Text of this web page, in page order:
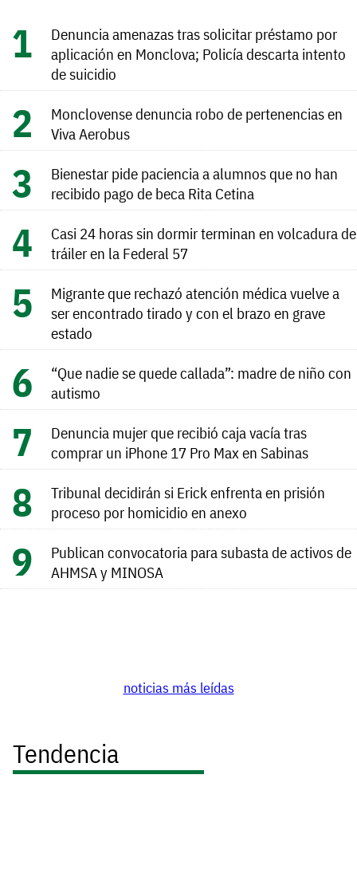
Denuncia amenazas tras solicitar préstamo por
aplicación en Monclova; Policía descarta intento
de suicidio
Monclovense denuncia robo de pertenencias en
Viva Aerobus
Bienestar pide paciencia a alumnos que no han
recibido pago de beca Rita Cetina
Casi 24 horas sin dormir terminan en volcadura de
tráiler en la Federal 57
Migrante que rechazó atención médica vuelve a
ser encontrado tirado y con el brazo en grave
estado
“Que nadie se quede callada”: madre de niño con
autismo
Denuncia mujer que recibió caja vacía tras
comprar un iPhone 17 Pro Max en Sabinas
Tribunal decidirán si Erick enfrenta en prisión
proceso por homicidio en anexo
Publican convocatoria para subasta de activos de
AHMSA y MINOSA
noticias más leídas
Tendencia